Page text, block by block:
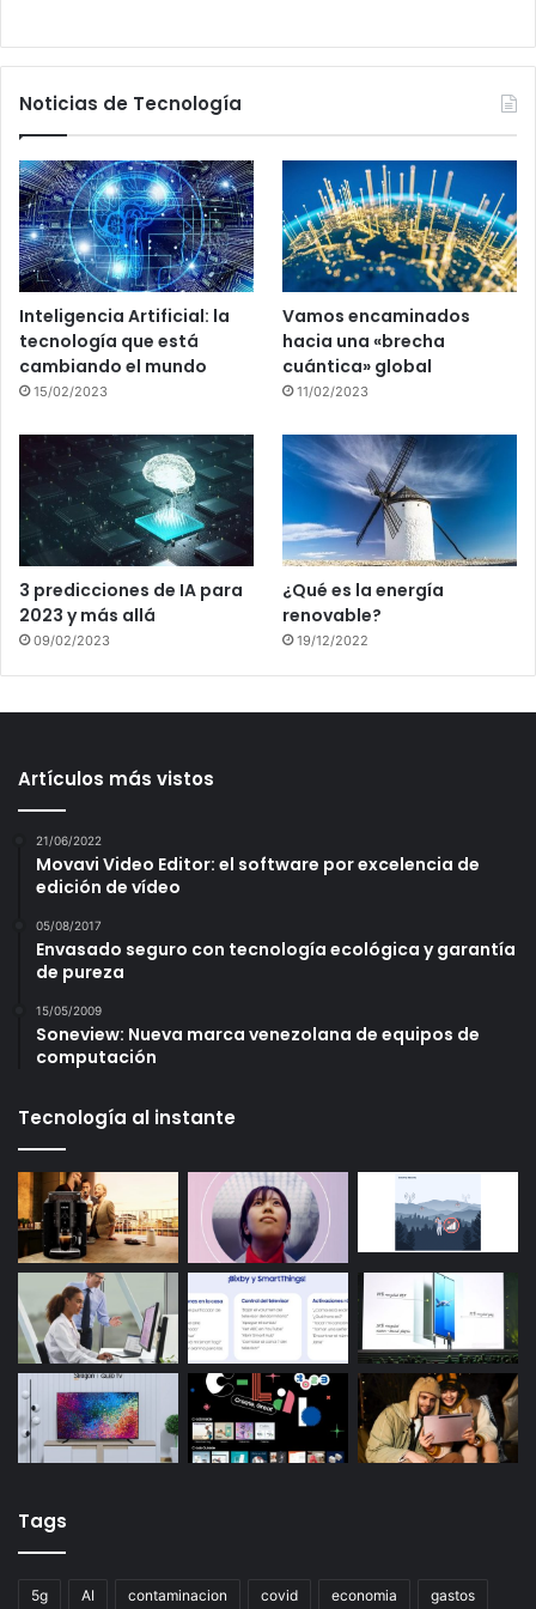
Noticias de Tecnología
Inteligencia Artificial: la
tecnología que está
cambiando el mundo
15/02/2023
Vamos encaminados
hacia una «brecha
cuántica» global
11/02/2023
3 predicciones de IA para
2023 y más allá
09/02/2023
¿Qué es la energía
renovable?
19/12/2022
Artículos más vistos
21/06/2022
Movavi Video Editor: el software por excelencia de
edición de vídeo
05/08/2017
Envasado seguro con tecnología ecológica y garantía
de pureza
15/05/2009
Soneview: Nueva marca venezolana de equipos de
computación
Tecnología al instante
Tags
5g AI contaminacion covid economia gastos